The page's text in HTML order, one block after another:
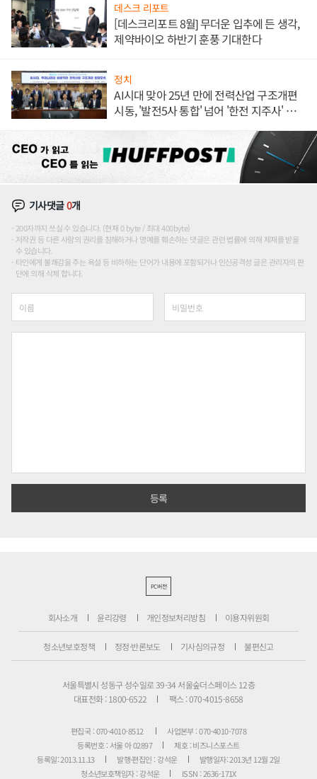
데스크 리포트
[데스크리포트 8월] 무더운 입추에 든 생각,
제약바이오 하반기 훈풍 기대한다
정치
AI시대 맞아 25년 만에 전력산업 구조개편
시동, '발전5사 통합' 넘어 '한전 지주사' 재편
기사댓글0개
200자까지 쓰실 수 있습니다. (현재 0 byte / 최대 400byte)
저작권 등 다른 사람의 권리를 침해하거나 명예를 훼손하는 댓글은 관련 법률에 의해 제재를 받을
수 있습니다.
타인에게 불쾌감을 주는 욕설 등 비하하는 단어가 내용에 포함되거나 인신공격성 글은 관리자의 판
단에 의해 삭제 합니다.
PC버전
회사소개 윤리강령 개인정보처리방침 이용자위원회
청소년보호정책 정정·반론보도 기사심의규정 불편신고
서울특별시 성동구 성수일로 39-34 서울숲더스페이스 12층
대표전화 : 1800-6522
팩스 : 070-4015-8658
편집국 : 070-4010-8512
사업본부 : 070-4010-7078
등록번호 : 서울 아 02897
제호 : 비즈니스포스트
등록일: 2013.11.13
발행·편집인 : 강석운
발행일자: 2013년 12월 2일
청소년보호책임자 : 강석운
ISSN : 2636-171X